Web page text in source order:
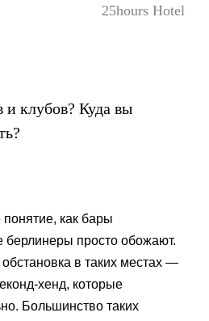
25hours Hotel
и клубов? Куда вы
понятие, как бары
берлинеры просто обожают.
в таких местах —
хенд, которые
Большинство таких